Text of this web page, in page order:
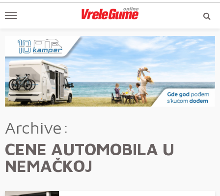
Archive
CENE AUTOMOBILA U
NEMAČKOJ